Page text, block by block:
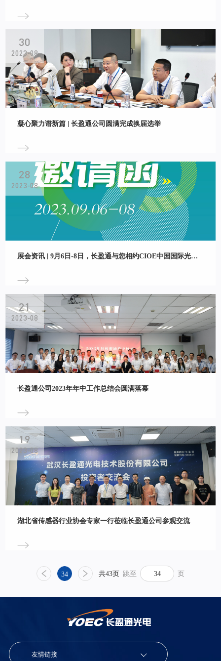
30
2023-08
凝心聚力谱新篇 | 长盈通公司圆满完成换届选举
28
2023-08
展会资讯 | 9月6日-8日，长盈通与您相约CIOE中国国际光电博览会
21
2023-08
长盈通公司2023年年中工作总结会圆满落幕
19
2023-08
湖北省传感器行业协会专家一行莅临长盈通公司参观交流
34 共43页 跳至 页
友情链接